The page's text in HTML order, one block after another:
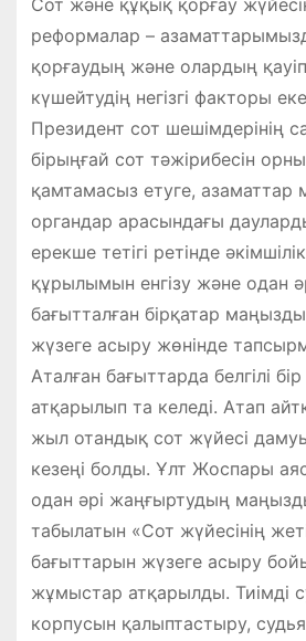
реформалар –
қорғаудың және олардың
күшейтудің негізгі факторы
Президент сот шешімдерінің
бірыңғай сот тәжірибесін
қамтамасыз етуге, азаматтар
органдар арасындағы
ерекше тетігі ретінде
құрылымын енгізу және одан
бағытталған бірқатар
жүзеге асыру жөнінде
Аталған бағыттарда белгілі
атқарылып та келеді. Атап
жыл отандық сот жүйесі
кезеңі болды. Ұлт Жоспары
одан әрі жаңғыртудың
табылатын «Сот жүйесінің
бағыттарын жүзеге асыру
жұмыстар атқарылды. Тиімді
корпусын қалыптастыру,